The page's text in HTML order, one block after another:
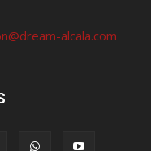
alcala.com